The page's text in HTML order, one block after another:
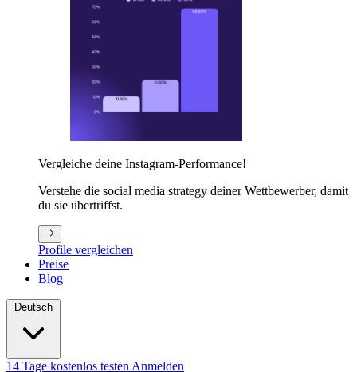
Vergleiche deine Instagram-Performance!
Verstehe die social media strategy deiner Wettbewerber, damit
du sie übertriffst.
Profile vergleichen
Preise
Blog
14 Tage kostenlos testen Anmelden